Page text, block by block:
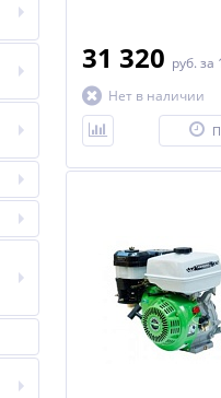
31 320 руб. за
Нет в наличии